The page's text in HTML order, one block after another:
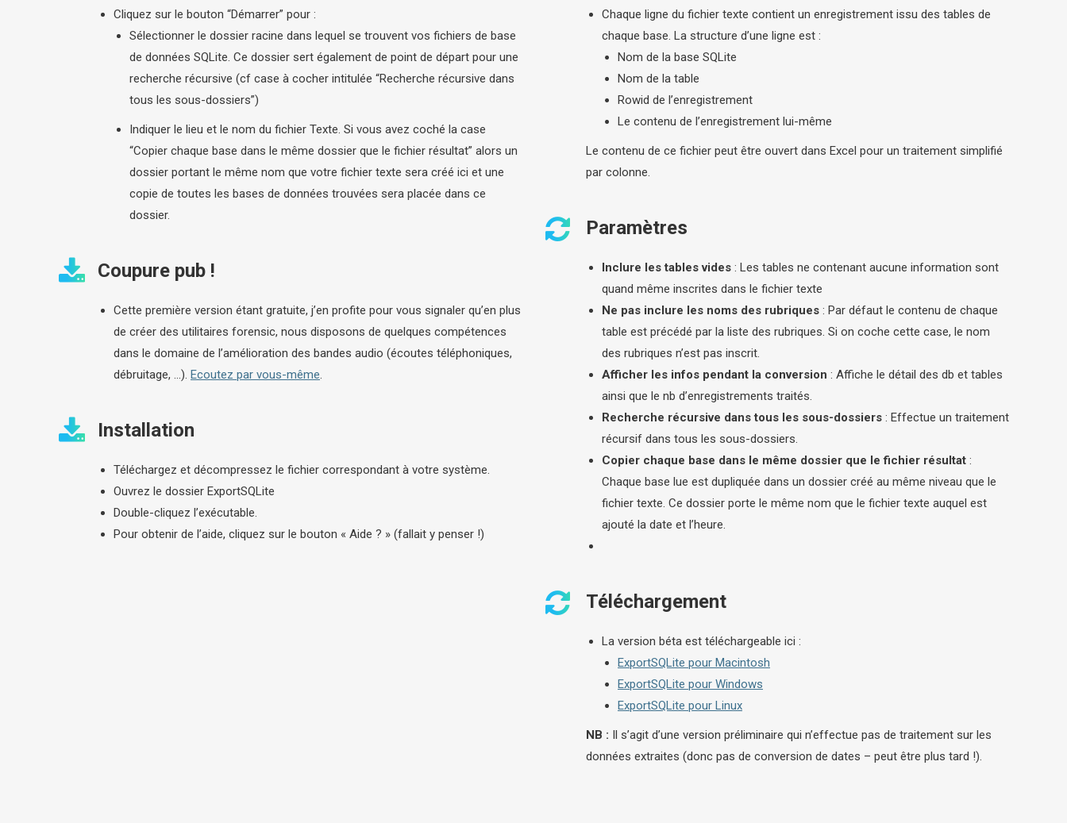
Cliquez sur le bouton “Démarrer” pour :
Sélectionner le dossier racine dans lequel se trouvent vos fichiers de base
de données SQLite. Ce dossier sert également de point de départ pour une
recherche récursive (cf case à cocher intitulée “Recherche récursive dans
tous les sous-dossiers”)
Indiquer le lieu et le nom du fichier Texte. Si vous avez coché la case
“Copier chaque base dans le même dossier que le fichier résultat” alors un
dossier portant le même nom que votre fichier texte sera créé ici et une
copie de toutes les bases de données trouvées sera placée dans ce
dossier.
Coupure pub !
Cette première version étant gratuite, j’en profite pour vous signaler qu’en plus
de créer des utilitaires forensic, nous disposons de quelques compétences
dans le domaine de l’amélioration des bandes audio (écoutes téléphoniques,
débruitage, …). Ecoutez par vous-même.
Installation
Téléchargez et décompressez le fichier correspondant à votre système.
Ouvrez le dossier ExportSQLite
Double-cliquez l’exécutable.
Pour obtenir de l’aide, cliquez sur le bouton « Aide ? » (fallait y penser !)
Chaque ligne du fichier texte contient un enregistrement issu des tables de
chaque base. La structure d’une ligne est :
Nom de la base SQLite
Nom de la table
Rowid de l’enregistrement
Le contenu de l’enregistrement lui-même
Le contenu de ce fichier peut être ouvert dans Excel pour un traitement simplifié
par colonne.
Paramètres
Inclure les tables vides : Les tables ne contenant aucune information sont
quand même inscrites dans le fichier texte
Ne pas inclure les noms des rubriques : Par défaut le contenu de chaque
table est précédé par la liste des rubriques. Si on coche cette case, le nom
des rubriques n’est pas inscrit.
Afficher les infos pendant la conversion : Affiche le détail des db et tables
ainsi que le nb d’enregistrements traités.
Recherche récursive dans tous les sous-dossiers : Effectue un traitement
récursif dans tous les sous-dossiers.
Copier chaque base dans le même dossier que le fichier résultat :
Chaque base lue est dupliquée dans un dossier créé au même niveau que le
fichier texte. Ce dossier porte le même nom que le fichier texte auquel est
ajouté la date et l’heure.
Téléchargement
La version béta est téléchargeable ici :
ExportSQLite pour Macintosh
ExportSQLite pour Windows
ExportSQLite pour Linux
NB : Il s’agit d’une version préliminaire qui n’effectue pas de traitement sur les
données extraites (donc pas de conversion de dates – peut être plus tard !).